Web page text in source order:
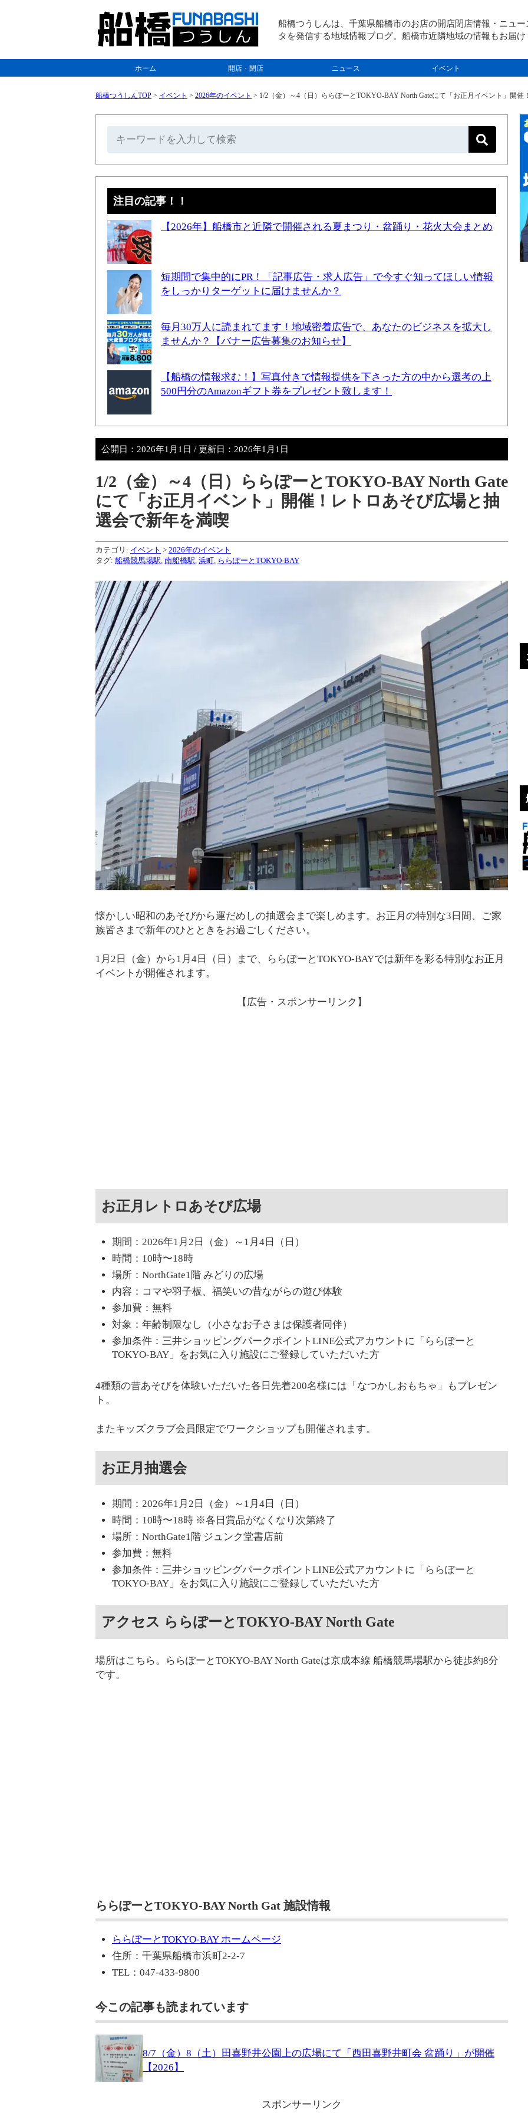
船橋つうしんは、千葉県船橋市のお店の開店閉店情報・ニュ
タを発信する地域情報ブログ。船橋市近隣地域の情報もお届け
ホーム 開店・閉店 ニュース イベント
船橋つうしんTOP > イベント > 2026年のイベント > 1/2（金）～4（日）ららぽーとTOKYO-BAY North Gateにて「お正月イベント」開
注目の記事！！
【2026年】船橋市と近隣で開催される夏まつり・盆踊り・花火大会まとめ
短期間で集中的にPR！「記事広告・求人広告」で今すぐ知ってほしい情報
をしっかりターゲットに届けませんか？
毎月30万人に読まれてます！地域密着広告で、あなたのビジネスを拡大し
ませんか？【バナー広告募集のお知らせ】
【船橋の情報求む！】写真付きで情報提供を下さった方の中から選考の上
500円分のAmazonギフト券をプレゼント致します！
公開日： 2026年1月1日 / 更新日： 2026年1月1日
1/2（金）～4（日）ららぽーとTOKYO-BAY North Gate
にて「お正月イベント」開催！レトロあそび広場と抽
選会で新年を満喫
カテゴリ: イベント > 2026年のイベント
タグ: 船橋競馬場駅 南船橋駅 浜町 ららぽーとTOKYO-BAY
懐かしい昭和のあそびから運だめしの抽選会まで楽しめます。お正月の特別な3日間、ご家
族皆さまで新年のひとときをお過ごしください。
1月2日（金）から1月4日（日）まで、ららぽーとTOKYO-BAYでは新年を彩る特別なお正月
イベントが開催されます。
【広告・スポンサーリンク】
お正月レトロあそび広場
期間：2026年1月2日（金）～1月4日（日）
時間：10時〜18時
場所：NorthGate1階 みどりの広場
内容：コマや羽子板、福笑いの昔ながらの遊び体験
参加費：無料
対象：年齢制限なし（小さなお子さまは保護者同伴）
参加条件：三井ショッピングパークポイントLINE公式アカウントに「ららぽーと
TOKYO-BAY」をお気に入り施設にご登録していただいた方
4種類の昔あそびを体験いただいた各日先着200名様には「なつかしおもちゃ」もプレゼン
ト。
またキッズクラブ会員限定でワークショップも開催されます。
お正月抽選会
期間：2026年1月2日（金）～1月4日（日）
時間：10時〜18時 ※各日賞品がなくなり次第終了
場所：NorthGate1階 ジュンク堂書店前
参加費：無料
参加条件：三井ショッピングパークポイントLINE公式アカウントに「ららぽーと
TOKYO-BAY」をお気に入り施設にご登録していただいた方
アクセス ららぽーとTOKYO-BAY North Gate
場所はこちら。ららぽーとTOKYO-BAY North Gateは京成本線 船橋競馬場駅から徒歩約8分
です。
ららぽーとTOKYO-BAY North Gat 施設情報
ららぽーとTOKYO-BAY ホームページ
住所：千葉県船橋市浜町2-2-7
TEL：047-433-9800
今この記事も読まれています
8/7（金）8（土）田喜野井公園上の広場にて「西田喜野井町会 盆踊り」が開催
【2026】
スポンサーリンク